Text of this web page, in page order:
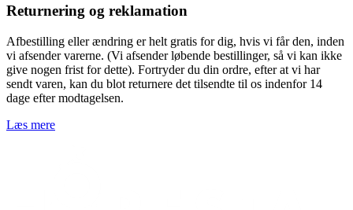
Returnering og reklamation
Afbestilling eller ændring er helt gratis for dig, hvis vi får den, inden
vi afsender varerne. (Vi afsender løbende bestillinger, så vi kan ikke
give nogen frist for dette). Fortryder du din ordre, efter at vi har
sendt varen, kan du blot returnere det tilsendte til os indenfor 14
dage efter modtagelsen.
Læs mere